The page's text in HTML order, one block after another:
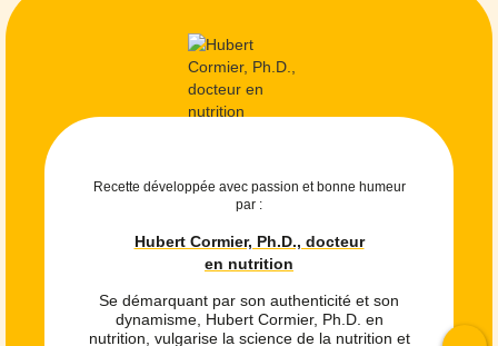
Recette développée avec passion et bonne humeur
par :
Hubert Cormier, Ph.D., docteur
en nutrition
Se démarquant par son authenticité et son
dynamisme, Hubert Cormier, Ph.D. en
nutrition, vulgarise la science de la nutrition et